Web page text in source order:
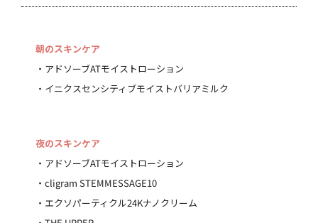
朝のスキンケア
・アドソーブATモイストローション
・イニクスセンシティブモイストバリアミルク
夜のスキンケア
・アドソーブATモイストローション
・cligram STEMMESSAGE10
・エクソパーティクル24Kナノクリーム